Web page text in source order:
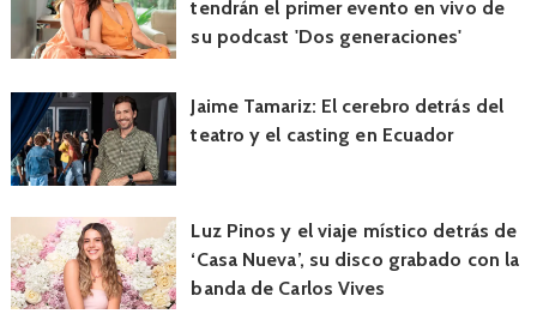
tendrán el primer evento en vivo de
su podcast 'Dos generaciones'
Jaime Tamariz: El cerebro detrás del
teatro y el casting en Ecuador
Luz Pinos y el viaje místico detrás de
‘Casa Nueva’, su disco grabado con la
banda de Carlos Vives